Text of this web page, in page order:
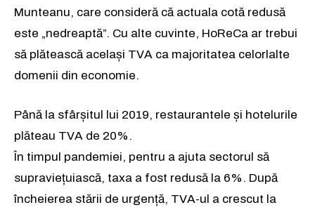
Munteanu, care consideră că actuala cotă redusă
este „nedreaptă”. Cu alte cuvinte, HoReCa ar trebui
să plătească același TVA ca majoritatea celorlalte
domenii din economie.
Până la sfârșitul lui 2019, restaurantele și hotelurile
plăteau TVA de 20%.
În timpul pandemiei, pentru a ajuta sectorul să
supraviețuiască, taxa a fost redusă la 6%. După
încheierea stării de urgență, TVA-ul a crescut la